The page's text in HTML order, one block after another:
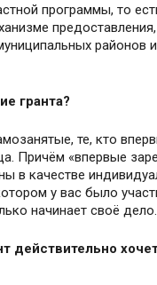
программы, то
районов
гранта?
те, кто
Причём «впервые
в качестве
у вас было
начинает своё дело.
действительно